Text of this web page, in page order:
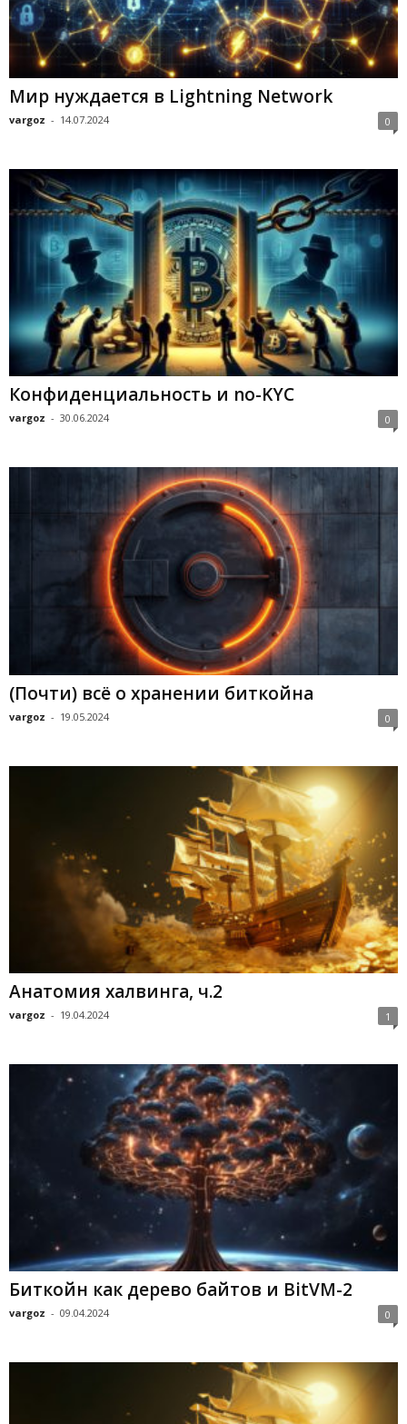
Мир нуждается в Lightning Network
vargoz - 14.07.2024 0
Конфиденциальность и no-KYC
vargoz - 30.06.2024 0
(Почти) всё о хранении биткойна
vargoz - 19.05.2024 0
Анатомия халвинга, ч.2
vargoz - 19.04.2024 1
Биткойн как дерево байтов и BitVM-2
vargoz - 09.04.2024 0